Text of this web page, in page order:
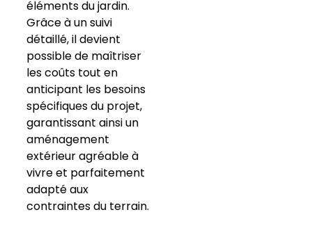
éléments du jardin.
Grâce à un suivi
détaillé, il devient
possible de maîtriser
les coûts tout en
anticipant les besoins
spécifiques du projet,
garantissant ainsi un
aménagement
extérieur agréable à
vivre et parfaitement
adapté aux
contraintes du terrain.